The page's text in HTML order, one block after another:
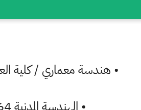
• هندسة معماري / كلية